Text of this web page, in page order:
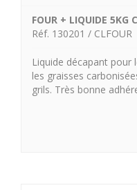
FOUR + LIQUIDE 5KG
Réf. 130201 / CLFOUR
Liquide décapant pour
les graisses
grils. Très bonne